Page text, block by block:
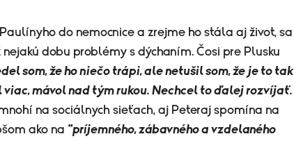
do nemocnice a zrejme ho stála aj život, sa
dobu problémy s dýchaním. Čosi pre Plusku
del som, že ho niečo trápi, ale netušil som, že je to tak
viac, mávol nad tým rukou. Nechcel to ďalej rozvíjať.
na sociálnych sieťach, aj Peteraj spomína na
ako na "príjemného, zábavného a vzdelaného